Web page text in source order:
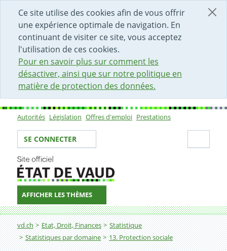
Ce site utilise des cookies afin de vous offrir
une expérience optimale de navigation. En
continuant de visiter ce site, vous acceptez
l'utilisation de ces cookies.
Pour en savoir plus sur comment les
désactiver, ainsi que sur notre politique en
matière de protection des données.
DÉBUT DU CONTENU DE LA PAGE
ACCÈS AU CHAMP DE RECHERCHE
PAGE D'ACCUEIL
FORMULAIRE DE CONTACT
Sous-navigation
Autorités Législation Offres d'emploi Prestations
Votre identité
SE CONNECTER
AFFICHER LES THÈMES
Fil d'Ariane
vd.ch Etat, Droit, Finances
Statistique
Statistiques par domaine
13. Protection sociale
Assurances sociales et prév-vieillesse